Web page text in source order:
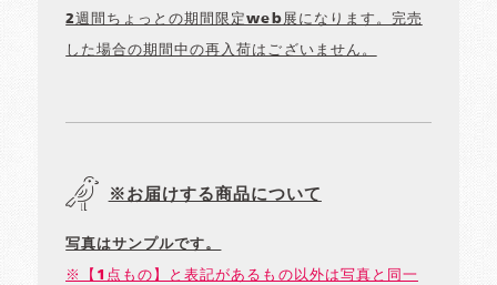
2週間ちょっとの期間限定web展になります。完売
した場合の期間中の再入荷はございません。
※お届けする商品について
写真はサンプルです。
※【1点もの】と表記があるもの以外は写真と同一